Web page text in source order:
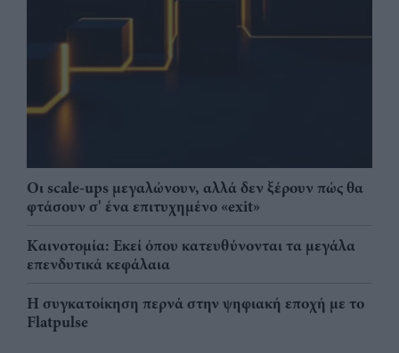
Οι scale-ups μεγαλώνουν, αλλά δεν ξέρουν πώς θα
φτάσουν σ' ένα επιτυχημένο «exit»
Καινοτομία: Εκεί όπου κατευθύνονται τα μεγάλα
επενδυτικά κεφάλαια
Η συγκατοίκηση περνά στην ψηφιακή εποχή με το
Flatpulse